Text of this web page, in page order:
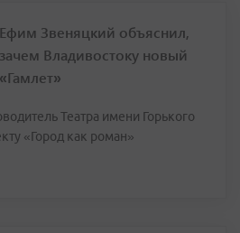
Ефим Звеняцкий объяснил,
зачем Владивостоку новый
«Гамлет»
Театра имени Горького
«Город как роман»